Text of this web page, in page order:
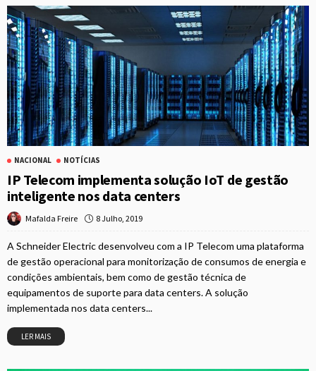
NACIONAL NOTÍCIAS
IP Telecom implementa solução IoT de gestão
inteligente nos data centers
Mafalda Freire 8 Julho, 2019
A Schneider Electric desenvolveu com a IP Telecom uma plataforma
de gestão operacional para monitorização de consumos de energia e
condições ambientais, bem como de gestão técnica de
equipamentos de suporte para data centers. A solução
implementada nos data centers...
LER MAIS